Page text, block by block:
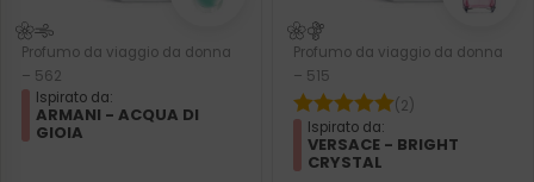
Profumo da viaggio da donna
– 562
Ispirato da:
ARMANI - ACQUA DI
GIOIA
Profumo da viaggio da donna
– 515
(2)
Ispirato da:
VERSACE - BRIGHT
CRYSTAL